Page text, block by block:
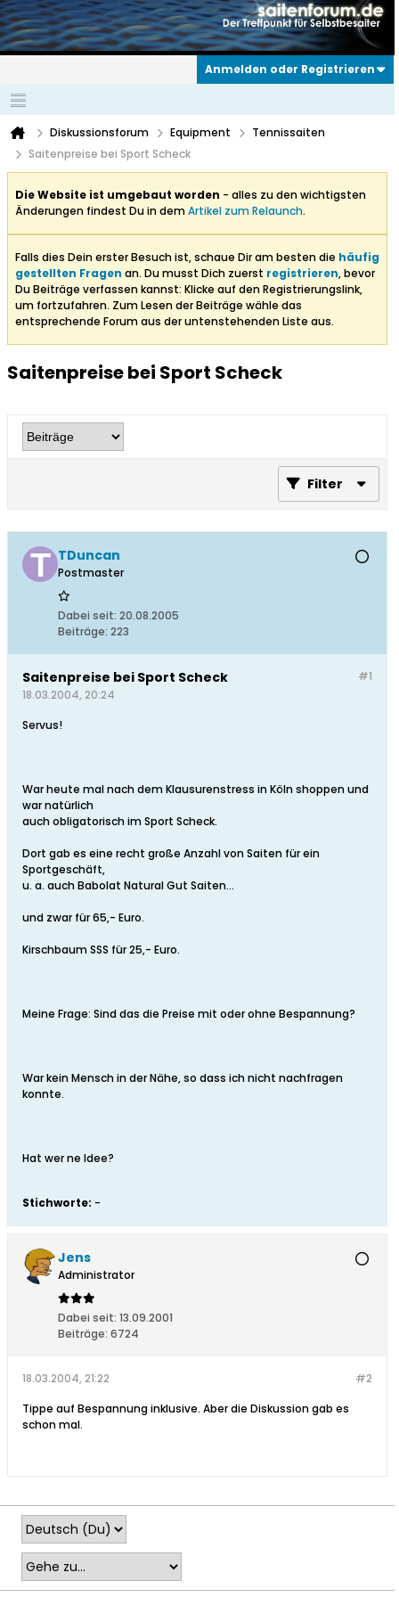
Anmelden oder Registrieren
Diskussionsforum Equipment
Tennissaiten
Saitenpreise bei Sport Scheck
Die Website ist umgebaut worden - alles zu den wichtigsten
Änderungen findest Du in demArtikel zum Relaunch.
Falls dies Dein erster Besuch ist, schaue Dir am besten die häufig
gestellten Fragen an. Du musst Dich zuerst registrieren, bevor
Du Beiträge verfassen kannst: Klicke auf den Registrierungslink,
um fortzufahren. Zum Lesen der Beiträge wähle das
entsprechende Forum aus der untenstehenden Liste aus.
Saitenpreise bei Sport Scheck
Filter
TDuncan
Postmaster
Dabei seit: 20.08.2005
Beiträge: 223
#1
Saitenpreise bei Sport Scheck
18.03.2004, 20:24
Servus!
War heute mal nach dem Klausurenstress in Köln shoppen und
war natürlich
auch obligatorisch im Sport Scheck.
Dort gab es eine recht große Anzahl von Saiten für ein
Sportgeschäft,
u. a. auch Babolat Natural Gut Saiten...
und zwar für 65,- Euro.
Kirschbaum SSS für 25,- Euro.
Meine Frage: Sind das die Preise mit oder ohne Bespannung?
War kein Mensch in der Nähe, so dass ich nicht nachfragen
konnte.
Hat wer ne Idee?
Stichworte: -
Jens
Administrator
Dabei seit: 13.09.2001
Beiträge: 6724
#2
18.03.2004, 21:22
Tippe auf Bespannung inklusive. Aber die Diskussion gab es
schon mal.